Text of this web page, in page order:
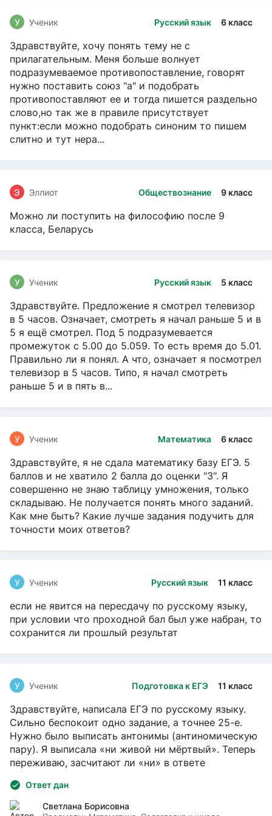
Русский язык 6 класс
У Ученик
Здравствуйте, хочу понять тему не с
прилагательным. Меня больше волнует
подразумеваемое противопоставление, говорят
нужно поставить союз "а" и подобрать
противопоставляют ее и тогда пишется раздельно
слово,но так же в правиле присутствует
пункт:если можно подобрать синоним то пишем
слитно и тут нера...
Обществознание 9 класс
Э Эллиот
Можно ли поступить на философию после 9
класса, Беларусь
Русский язык 5 класс
У Ученик
Здравствуйте. Предложение я смотрел телевизор
в 5 часов. Означает, смотреть я начал раньше 5 и в
5 я ещё смотрел. Под 5 подразумевается
промежуток с 5.00 до 5.059. То есть время до 5.01.
Правильно ли я понял. А что, означает я посмотрел
телевизор в 5 часов. Типо, я начал смотреть
раньше 5 и в пять в...
Математика 6 класс
У Ученик
Здравствуйте, я не сдала математику базу ЕГЭ. 5
баллов и не хватило 2 балла до оценки "3". Я
совершенно не знаю таблицу умножения, только
складываю. Не получается понять много заданий.
Как мне быть? Какие лучше задания подучить для
точности моих ответов?
Русский язык 11 класс
У Ученик
если не явится на пересдачу по русскому языку,
при условии что проходной бал был уже набран, то
сохранится ли прошлый результат
Подготовка к ЕГЭ 11 класс
У Ученик
Здравствуйте, написала ЕГЭ по русскому языку.
Сильно беспокоит одно задание, а точнее 25-е.
Нужно было выписать антонимы (антиномическую
пару). Я выписала «ни живой ни мёртвый». Теперь
переживаю, засчитают ли «ни» в ответе
Ответ дан
Светлана Борисовна